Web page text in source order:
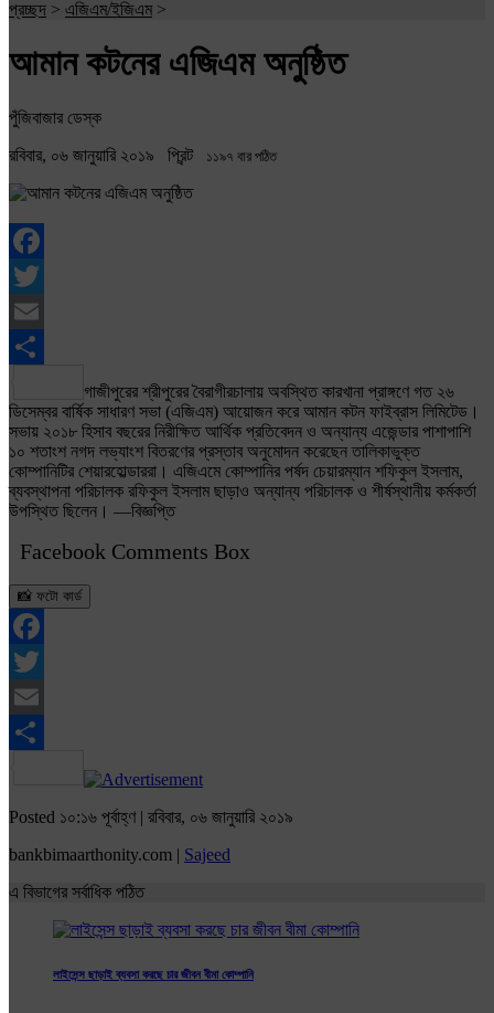
প্রচ্ছদ > এজিএম/ইজিএম >
আমান কটনের এজিএম অনুষ্ঠিত
পুঁজিবাজার ডেস্ক
রবিবার, ০৬ জানুয়ারি ২০১৯ প্রিন্ট ১১৯৭ বার পঠিত
Facebook
Twitter
Email
Share
গাজীপুরের শ্রীপুরের বৈরাগীরচালায় অবস্থিত কারখানা প্রাঙ্গণে গত ২৬
ডিসেম্বর বার্ষিক সাধারণ সভা (এজিএম) আয়োজন করে আমান কটন ফাইব্রাস লিমিটেড।
সভায় ২০১৮ হিসাব বছরের নিরীক্ষিত আর্থিক প্রতিবেদন ও অন্যান্য এজেন্ডার পাশাপাশি
১০ শতাংশ নগদ লভ্যাংশ বিতরণের প্রস্তাব অনুমোদন করেছেন তালিকাভুক্ত
কোম্পানিটির শেয়ারহোল্ডাররা। এজিএমে কোম্পানির পর্ষদ চেয়ারম্যান শফিকুল ইসলাম,
ব্যবস্থাপনা পরিচালক রফিকুল ইসলাম ছাড়াও অন্যান্য পরিচালক ও শীর্ষস্থানীয় কর্মকর্তা
উপস্থিত ছিলেন। —বিজ্ঞপ্তি
Facebook Comments Box
📸 ফটো কার্ড
Facebook
Twitter
Email
Share
Posted ১০:১৬ পূর্বাহ্ণ | রবিবার, ০৬ জানুয়ারি ২০১৯
bankbimaarthonity.com | Sajeed
এ বিভাগের সর্বাধিক পঠিত
লাইসেন্স ছাড়াই ব্যবসা করছে চার জীবন বীমা কোম্পানি